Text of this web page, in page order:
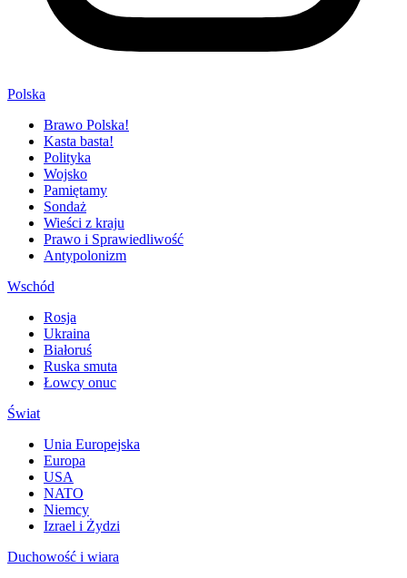
Polska
Brawo Polska!
Kasta basta!
Polityka
Wojsko
Pamiętamy
Sondaż
Wieści z kraju
Prawo i Sprawiedliwość
Antypolonizm
Wschód
Rosja
Ukraina
Białoruś
Ruska smuta
Łowcy onuc
Świat
Unia Europejska
Europa
USA
NATO
Niemcy
Izrael i Żydzi
Duchowość i wiara